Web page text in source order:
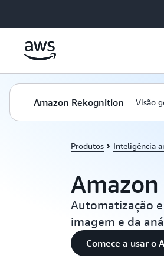
Amazon Rekognition Visão
Produtos Inteligência
Automatização
imagem e da
Comece a usar o